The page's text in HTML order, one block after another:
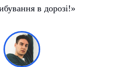
в дорозі!»